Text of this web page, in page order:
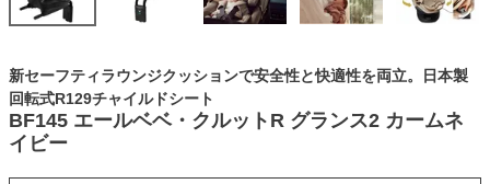
新セーフティラウンジクッションで安全性と快適性を両立。日本製
回転式R129チャイルドシート
BF145 エールベベ・クルットR グランス2 カームネ
イビー